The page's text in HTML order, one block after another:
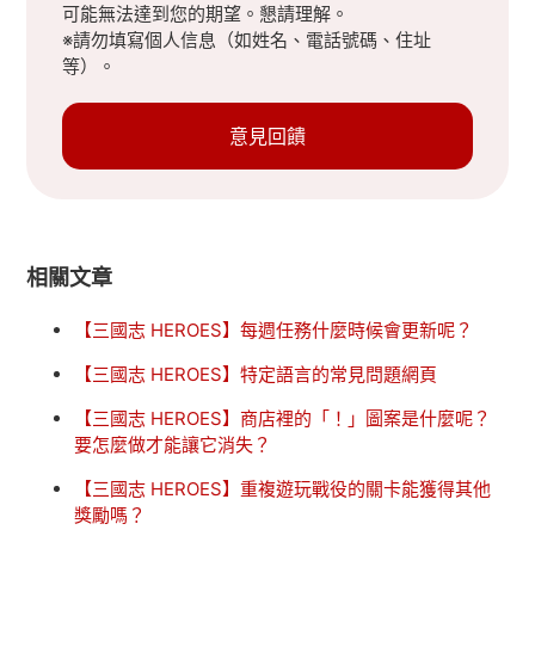
可能無法達到您的期望。懇請理解。
※請勿填寫個人信息（如姓名、電話號碼、住址
等）。
意見回饋
相關文章
【三國志 HEROES】每週任務什麼時候會更新呢？
【三國志 HEROES】特定語言的常見問題網頁
【三國志 HEROES】商店裡的「！」圖案是什麼呢？
要怎麼做才能讓它消失？
【三國志 HEROES】重複遊玩戰役的關卡能獲得其他
獎勵嗎？